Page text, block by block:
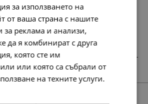
за използването на
от ваша страна с нашите
за реклама и анализи,
да я комбинират с друга
която сте им
или която са събрали от
на техните услуги.